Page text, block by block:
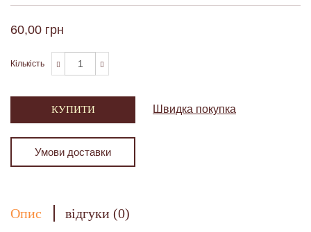
60,00 грн
Кількість
КУПИТИ Швидка покупка
Умови доставки
Опис відгуки (0)